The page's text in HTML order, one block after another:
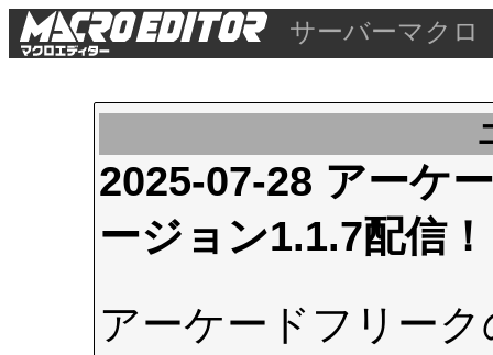
サーバーマクロ
2025-07-28 アーケ
ージョン1.1.7配信！
アーケードフリー